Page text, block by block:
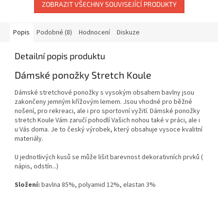
ZOBRAZIT VŠECHNY SOUVISEJÍCÍ PRODUKTY
Popis Podobné (8) Hodnocení Diskuze
Detailní popis produktu
Dámské ponožky Stretch Koule
Dámské stretchové ponožky s vysokým obsahem bavlny jsou
zakončeny jemným křížovým lemem. Jsou vhodné pro běžné
nošení, pro rekreaci, ale i pro sportovní vyžití. Dámské ponožky
stretch Koule Vám zaručí pohodlí Vašich nohou také v práci, ale i
u Vás doma. Je to český výrobek, který obsahuje vysoce kvalitní
materiály.
U jednotlivých kusů se může lišit barevnost dekorativních prvků (
nápis, odstín...)
Složení: bavlna 85%, polyamid 12%, elastan 3%